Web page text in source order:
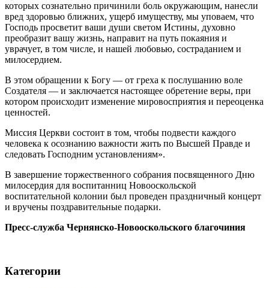
которых сознательно причинили боль окружающим, нанесли
вред здоровью ближних, ущерб имуществу, мы уповаем, что
Господь просветит ваши души светом Истины, духовно
преобразит вашу жизнь, направит на путь покаяния и
уврачует, в том числе, и нашей любовью, состраданием и
милосердием.
В этом обращении к Богу — от греха к послушанию воле
Создателя — и заключается настоящее обретение веры, при
котором происходит изменение мировосприятия и переоценка
ценностей.
Миссия Церкви состоит в том, чтобы подвести каждого
человека к осознанию важности жить по Высшей Правде и
следовать Господним установлениям».
В завершение торжественного собрания посвященного Дню
милосердия для воспитанниц Новооскольской
воспитательной колонии был проведен праздничный концерт
и вручены поздравительные подарки.
Пресс-служба Чернянско-Новооскольского благочиния
Категории